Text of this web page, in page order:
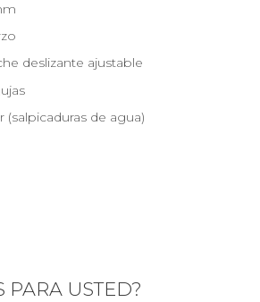
deslizante ajustable
(salpicaduras de agua)
PARA USTED?